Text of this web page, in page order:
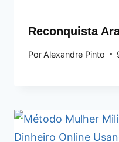
Reconquista
Por Alexandre Pinto